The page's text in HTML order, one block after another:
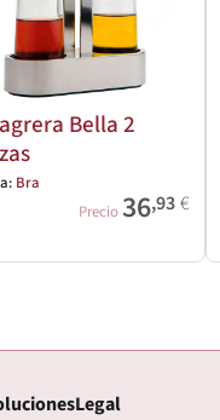
Bella 2
Bra
Precio 36,93€
Legal